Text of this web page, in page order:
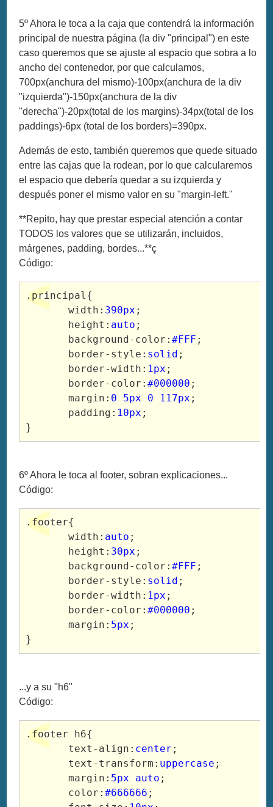
5º Ahora le toca a la caja que contendrá la información
principal de nuestra página (la div "principal") en este
caso queremos que se ajuste al espacio que sobra a lo
ancho del contenedor, por que calculamos,
700px(anchura del mismo)-100px(anchura de la div
"izquierda")-150px(anchura de la div
"derecha")-20px(total de los margins)-34px(total de los
paddings)-6px (total de los borders)=390px.
Además de esto, también queremos que quede situado
entre las cajas que la rodean, por lo que calcularemos
el espacio que debería quedar a su izquierda y
después poner el mismo valor en su "margin-left."
**Repito, hay que prestar especial atención a contar
TODOS los valores que se utilizarán, incluidos,
márgenes, padding, bordes...**ç
Código:
.principal{
       width:
390px ;
       height:
auto ;
       background-color:
#FFF ;
       border-style:
solid ;
       border-width:
1px ;
       border-color:
#000000 ;
       margin:
0 5px 0 117px ;
       padding:
10px ;
}
6º Ahora le toca al footer, sobran explicaciones...
Código:
.footer{
       width:
auto ;
       height:
30px ;
       background-color:
#FFF ;
       border-style:
solid ;
       border-width:
1px ;
       border-color:
#000000 ;
       margin:
5px ;
}
...y a su "h6"
Código:
.footer h6{
       text-align:
center ;
       text-transform:
uppercase ;
       margin:
5px auto ;
       color:
#666666 ;